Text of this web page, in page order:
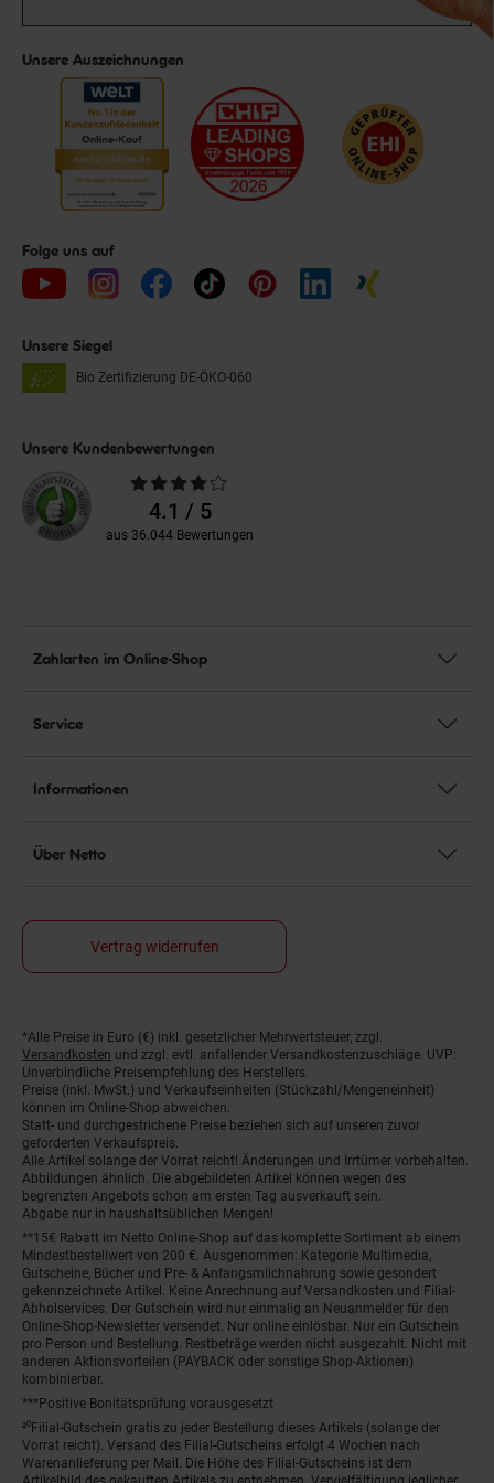
Unsere Auszeichnungen
Folge uns auf
Unsere Siegel
Bio Zertifizierung DE-ÖKO-060
Unsere Kundenbewertungen
Durchschnittliche
Bewertungen4.1 / 5
aus 36.044 Bewertungen
Zahlarten im Online-Shop
Service
Informationen
Über Netto
Vertrag widerrufen
Fußnoten
*Alle Preise in Euro (€) inkl. gesetzlicher Mehrwertsteuer, zzgl.
Versandkosten und zzgl. evtl. anfallender Versandkostenzuschläge. UVP:
Unverbindliche Preisempfehlung des Herstellers.
Preise (inkl. MwSt.) und Verkaufseinheiten (Stückzahl/Mengeneinheit)
können im Online-Shop abweichen.
Statt- und durchgestrichene Preise beziehen sich auf unseren zuvor
geforderten Verkaufspreis.
Alle Artikel solange der Vorrat reicht! Änderungen und Irrtümer vorbehalten.
Abbildungen ähnlich. Die abgebildeten Artikel können wegen des
begrenzten Angebots schon am ersten Tag ausverkauft sein.
Abgabe nur in haushaltsüblichen Mengen!
**15€ Rabatt im Netto Online-Shop auf das komplette Sortiment ab einem
Mindestbestellwert von 200 €. Ausgenommen: Kategorie Multimedia,
Gutscheine, Bücher und Pre- & Anfangsmilchnahrung sowie gesondert
gekennzeichnete Artikel. Keine Anrechnung auf Versandkosten und Filial-
Abholservices. Der Gutschein wird nur einmalig an Neuanmelder für den
Online-Shop-Newsletter versendet. Nur online einlösbar. Nur ein Gutschein
pro Person und Bestellung. Restbeträge werden nicht ausgezahlt. Nicht mit
anderen Aktionsvorteilen (PAYBACK oder sonstige Shop-Aktionen)
kombinierbar.
***Positive Bonitätsprüfung vorausgesetzt
²⁰Filial-Gutschein gratis zu jeder Bestellung dieses Artikels (solange der
Vorrat reicht). Versand des Filial-Gutscheins erfolgt 4 Wochen nach
Warenanlieferung per Mail. Die Höhe des Filial-Gutscheins ist dem